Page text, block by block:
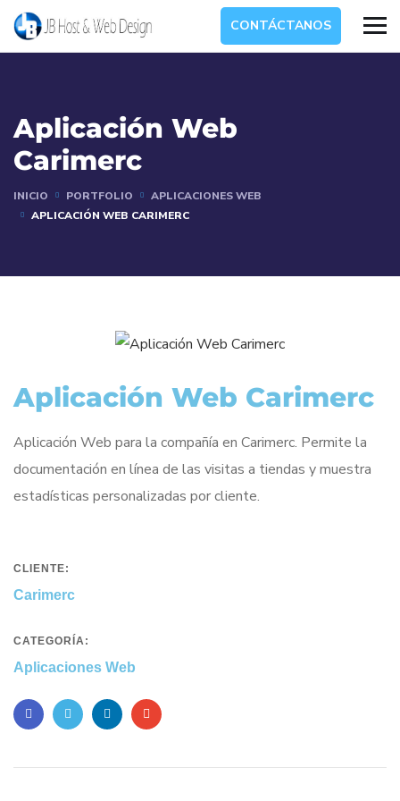
CONTÁCTANOS
Aplicación Web
Carimerc
INICIO PORTFOLIO
APLICACIONES WEB
APLICACIÓN WEB CARIMERC
Aplicación Web Carimerc
Aplicación Web para la compañía en Carimerc. Permite la
documentación en línea de las visitas a tiendas y muestra
estadísticas personalizadas por cliente.
CLIENTE:
Carimerc
CATEGORÍA:
Aplicaciones Web